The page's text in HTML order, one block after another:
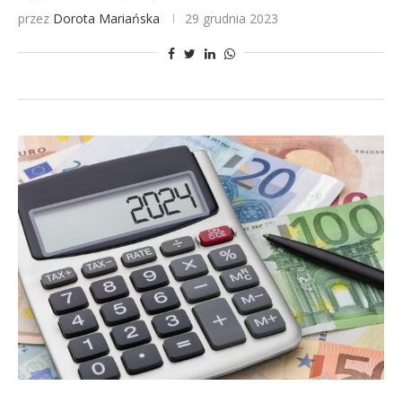
przez Dorota Mariańska 29 grudnia 2023